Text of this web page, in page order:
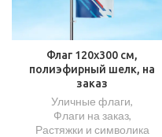
Флаг 120х300 см,
полиэфирный шелк, на
заказ
Уличные флаги,
Флаги на заказ,
Растяжки и символика